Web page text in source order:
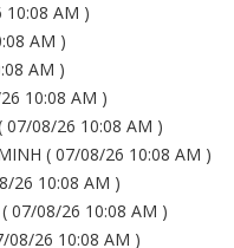
10:08 AM )
AM )
AM )
10:08 AM )
07/08/26 10:08 AM )
( 07/08/26 10:08 AM )
26 10:08 AM )
07/08/26 10:08 AM )
08/26 10:08 AM )